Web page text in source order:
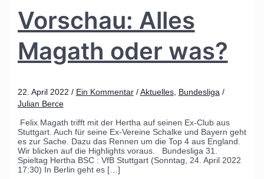
Vorschau: Alles
Magath oder was?
22. April 2022 / Ein Kommentar /Aktuelles, Bundesliga /
Julian Berce
Felix Magath trifft mit der Hertha auf seinen Ex-Club aus
Stuttgart. Auch für seine Ex-Vereine Schalke und Bayern geht
es zur Sache. Dazu das Rennen um die Top 4 aus England.
Wir blicken auf die Highlights voraus. Bundesliga 31.
Spieltag Hertha BSC : VfB Stuttgart (Sonntag, 24. April 2022
17:30) In Berlin geht es […]